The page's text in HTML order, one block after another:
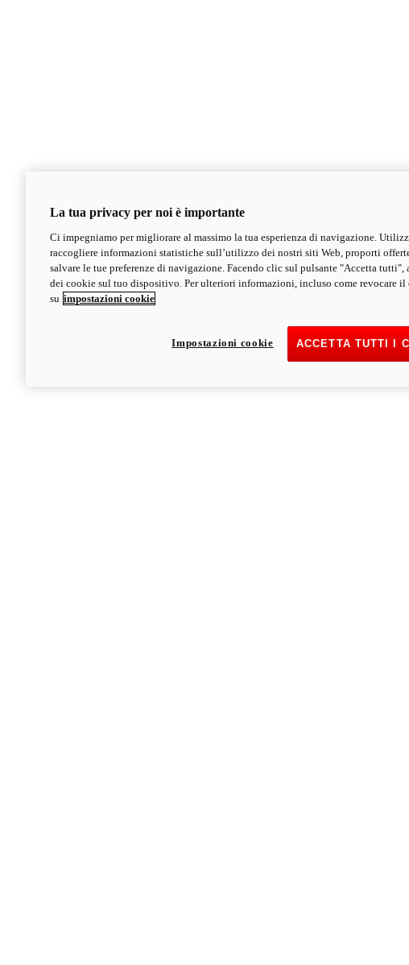
La tua privacy per noi è importante
Ci impegniamo per migliorare al massimo la tua esperienza di navigazione.
raccogliere informazioni statistiche sull’utilizzo dei nostri siti Web, proporti
salvare le tue preferenze di navigazione. Facendo clic sul pulsante "Accetta
dei cookie sul tuo dispositivo. Per ulteriori informazioni, incluso come revocare il
su impostazioni cookie
ACCETTA TUTTI I
Impostazioni cookie